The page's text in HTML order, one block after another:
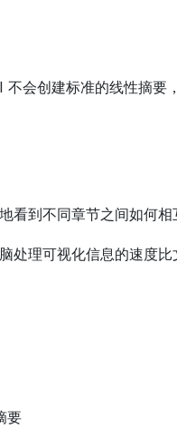
会创建标准的线性摘要
到不同章节之间如何
处理可视化信息的速度
要